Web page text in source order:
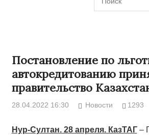
Постановление по
автокредитованию
правительство
28.04.2022 16:30 Новости 1293
Нур-Султан. 28 апреля. КазТАГ–